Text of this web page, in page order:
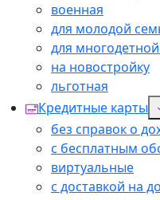
военная
для молодой
для
на новостройку
льготная
Кредитные карты
без справок о
с бесплатным
виртуальные
с доставкой на